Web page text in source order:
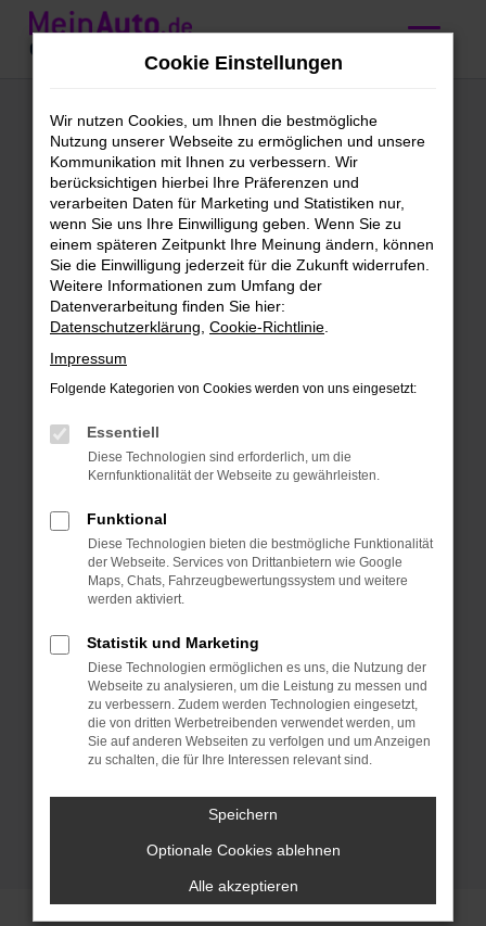
Zum
Hauptinhalt
Audi kaufen mit
Lieferservice nach
Freiburg
MeinAuto Gebrauchtwagen:
finde deinen Audi für Freiburg
Wie wäre es mit einem Audi für Freiburg?
Wir von MeinAuto Gebrauchtwagen
halten dies für eine gute Idee und bieten
Angeboten. Unser Unternehmen ist auf
junge Gebrauchtwagen sowie
spezialisiert. Mit anderen Worten sparst
du beim Kauf eines Audi für Freiburg
garantiert jede Menge Geld und steigst
in ein erstklassig erhaltenes Fahrzeug.
Was uns auszeichnet, ist unser
erstklassiger Service. Hierzu gehört
beispielsweise auch, dass wir dir deinen
Audi direkt vor die Haustür stellen – ob in
Freiburg oder an einem beliebigen
anderen Ort, den du vorher festlegen
kannst. Und das deutschlandweit.
Cookie Einstellungen
Wir nutzen Cookies, um Ihnen die bestmögliche
Nutzung unserer Webseite zu ermöglichen und unsere
Kommunikation mit Ihnen zu verbessern. Wir
berücksichtigen hierbei Ihre Präferenzen und
verarbeiten Daten für Marketing und Statistiken nur,
wenn Sie uns Ihre Einwilligung geben. Wenn Sie zu
einem späteren Zeitpunkt Ihre Meinung ändern, können
Sie die Einwilligung jederzeit für die Zukunft widerrufen.
Weitere Informationen zum Umfang der
Datenverarbeitung finden Sie hier:
Datenschutzerklärung Cookie-Richtlinie
Impressum
Folgende Kategorien von Cookies werden von uns eingesetzt:
Essentiell
Diese Technologien sind erforderlich, um die
Kernfunktionalität der Webseite zu gewährleisten.
Funktional
Diese Technologien bieten die bestmögliche Funktionalität
der Webseite. Services von Drittanbietern wie Google
Maps, Chats, Fahrzeugbewertungssystem und weitere
werden aktiviert.
Statistik und Marketing
Diese Technologien ermöglichen es uns, die Nutzung der
Webseite zu analysieren, um die Leistung zu messen und
zu verbessern. Zudem werden Technologien eingesetzt,
die von dritten Werbetreibenden verwendet werden, um
Sie auf anderen Webseiten zu verfolgen und um Anzeigen
zu schalten, die für Ihre Interessen relevant sind.
Speichern
Optionale Cookies ablehnen
Alle akzeptieren